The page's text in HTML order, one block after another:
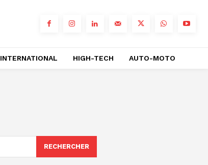
INTERNATIONAL HIGH-TECH AUTO-MOTO
RECHERCHER